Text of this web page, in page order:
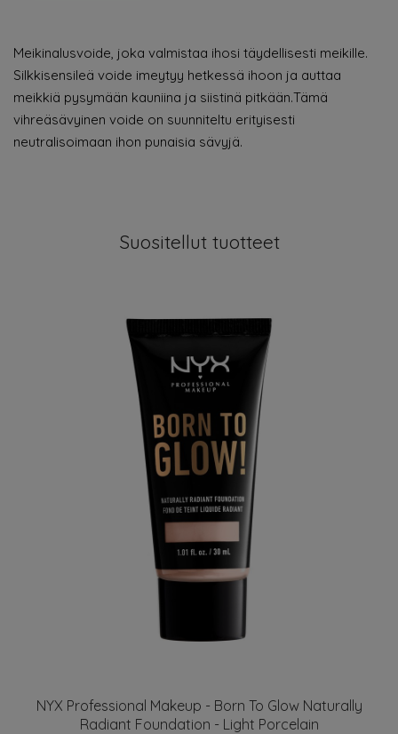
Meikinalusvoide, joka valmistaa ihosi täydellisesti meikille.
Silkkisensileä voide imeytyy hetkessä ihoon ja auttaa
meikkiä pysymään kauniina ja siistinä pitkään.Tämä
vihreäsävyinen voide on suunniteltu erityisesti
neutralisoimaan ihon punaisia sävyjä.
Suositellut tuotteet
NYX Professional Makeup - Born To Glow Naturally
Radiant Foundation - Light Porcelain